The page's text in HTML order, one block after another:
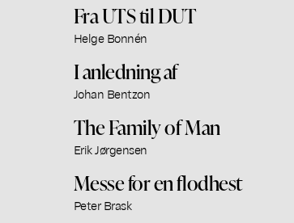
Fra UTS til DUT
Helge Bonnén
I anledning af
Johan Bentzon
The Family of Man
Erik Jørgensen
Messe for en flodhest
Peter Brask